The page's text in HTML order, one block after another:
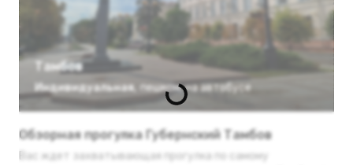
Тамбов
Индивидуальная пешком, на автобусе
Обзорная прогулка Губернский Тамбов
Вас ждет захватывающая прогулка по самому